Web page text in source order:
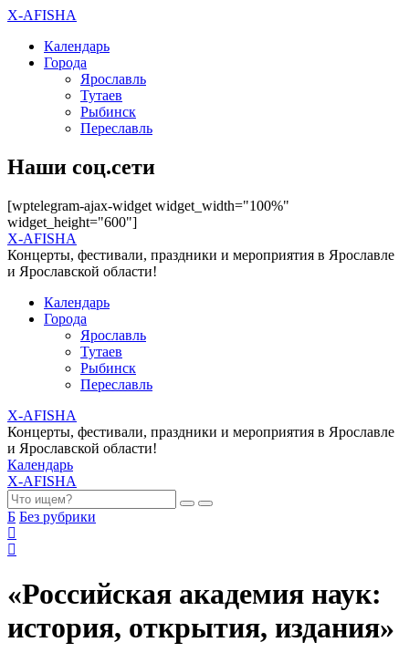
X-AFISHA
Календарь
Города
Ярославль
Тутаев
Рыбинск
Переславль
Наши соц.сети
[wptelegram-ajax-widget widget_width="100%"
widget_height="600"]
X-AFISHA
Концерты, фестивали, праздники и мероприятия в Ярославле
и Ярославской области!
Календарь
Города
Ярославль
Тутаев
Рыбинск
Переславль
X-AFISHA
Концерты, фестивали, праздники и мероприятия в Ярославле
и Ярославской области!
Календарь
X-AFISHA
Б Без рубрики
«Российская академия наук:
история, открытия, издания»